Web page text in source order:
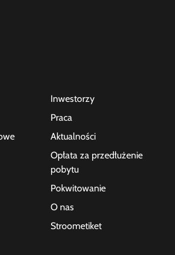
Inwestorzy
Praca
Aktualności
Opłata za przedłużenie
pobytu
Pokwitowanie
O nas
Stroometiket